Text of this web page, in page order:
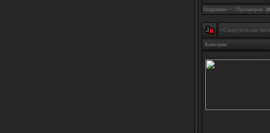
Подробнее>> | Просмотров:
«Смертельная
Категория: